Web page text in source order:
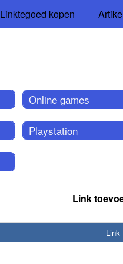
Linktegoed kopen
Online games
Playstation
Link
Link